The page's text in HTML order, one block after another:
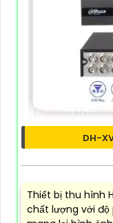
DH-
Thiết bị thu hình
chất lượng với độ